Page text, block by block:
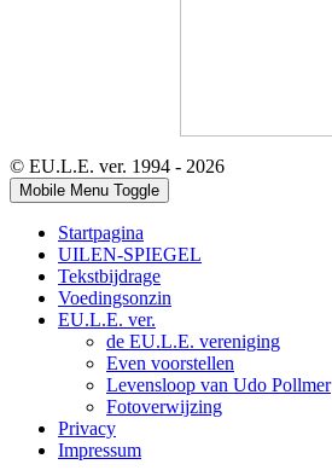
© EU.L.E. ver. 1994 - 2026
Mobile Menu Toggle
Startpagina
UILEN-SPIEGEL
Tekstbijdrage
Voedingsonzin
EU.L.E. ver.
de EU.L.E. vereniging
Even voorstellen
Levensloop van Udo Pollmer
Fotoverwijzing
Privacy
Impressum